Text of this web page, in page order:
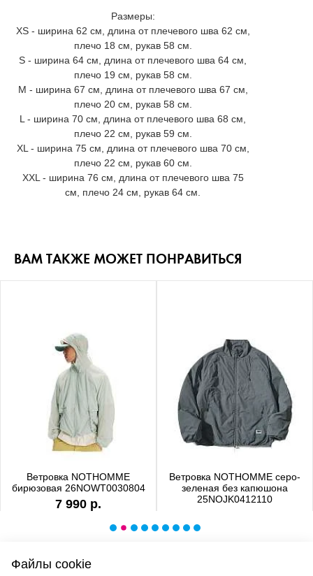
Размеры:
XS - ширина 62 см, длина от плечевого шва 62 см,
плечо 18 см, рукав 58 см.
S - ширина 64 см, длина от плечевого шва 64 см,
плечо 19 см, рукав 58 см.
M - ширина 67 см, длина от плечевого шва 67 см,
плечо 20 см, рукав 58 см.
L - ширина 70 см, длина от плечевого шва 68 см,
плечо 22 см, рукав 59 см.
XL - ширина 75 см, длина от плечевого шва 70 см,
плечо 22 см, рукав 60 см.
XXL - ширина 76 см, длина от плечевого шва 75
см, плечо 24 см, рукав 64 см.
ВАМ ТАКЖЕ МОЖЕТ ПОНРАВИТЬСЯ
Ветровка NOTHOMME
бирюзовая 26NOWT0030804
7 990 р.
Ветровка NOTHOMME серо-
зеленая без капюшона
25NOJK0412110
Файлы cookie